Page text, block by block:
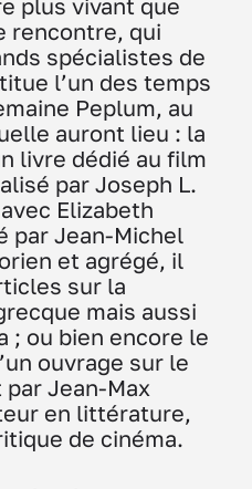
plus vivant que
rencontre, qui
spécialistes de
l’un des temps
Peplum, au
auront lieu : la
livre dédié au film
par Joseph L.
Elizabeth
par Jean-Michel
et agrégé, il
sur la
mais aussi
; ou bien encore le
ouvrage sur le
Jean-Max
en littérature,
de cinéma.